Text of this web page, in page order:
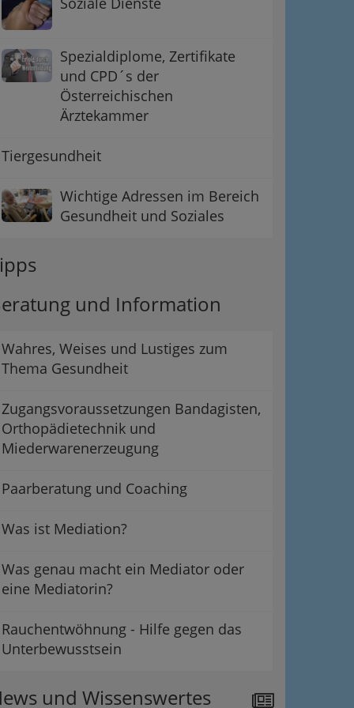
Spezialdiplome, Zertifikate
und CPD´s der
Österreichischen
Ärztekammer
Tiergesundheit
Wichtige Adressen im Bereich
Gesundheit und Soziales
und Information
Wahres, Weises und Lustiges zum
Thema Gesundheit
Zugangsvoraussetzungen Bandagisten,
Orthopädietechnik und
Miederwarenerzeugung
Paarberatung und Coaching
Was ist Mediation?
Was genau macht ein Mediator oder
eine Mediatorin?
Rauchentwöhnung - Hilfe gegen das
Unterbewusstsein
und Wissenswertes